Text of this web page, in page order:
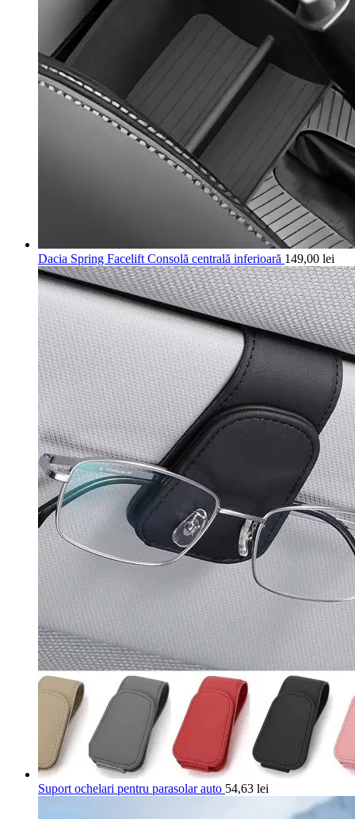
Dacia Spring Facelift Consolă centrală inferioară 149,00 lei
Suport ochelari pentru parasolar auto 54,63 lei